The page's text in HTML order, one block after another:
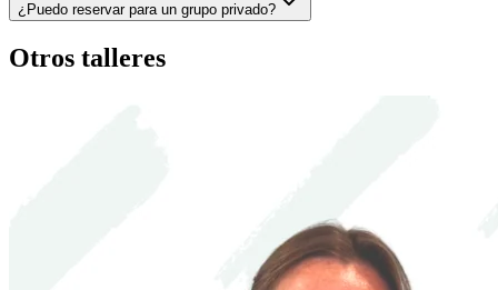
¿Puedo reservar para un grupo privado?
Otros talleres